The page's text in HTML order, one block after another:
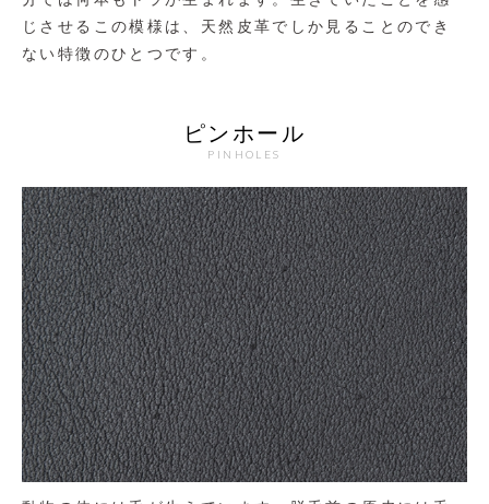
じさせるこの模様は、天然皮革でしか見ることのでき
ない特徴のひとつです。
ピンホール
PINHOLES